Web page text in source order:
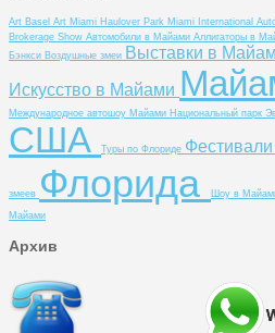
Art Basel Art Miami Haulover Park Miami International
Brokerage Show Автомобили в Майами Аллигаторы в
Бэнкси Воздушные змеи Выставки в
Искусство в Майами
Международное автошоу Майами Национальный парк
США Туры по Флориде
змеев Флорида Шоу в
Майами
Архив